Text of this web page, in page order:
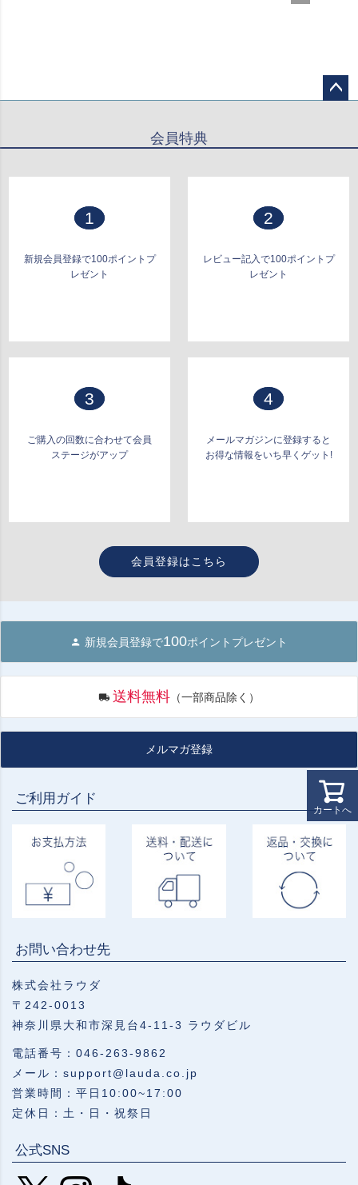
カートへ
会員特典
1
新規会員登録で100ポイントプ
レゼント
2
レビュー記入で100ポイントプ
レゼント
3
ご購入の回数に合わせて会員
ステージがアップ
4
メールマガジンに登録すると
お得な情報をいち早くゲット!
会員登録はこちら
新規会員登録で100ポイントプレゼント
送料無料 （一部商品除く）
メルマガ登録
ご利用ガイド
お問い合わせ先
株式会社ラウダ
〒242-0013
神奈川県大和市深見台4-11-3 ラウダビル
電話番号：046-263-9862
メール：support@lauda.co.jp
営業時間：平日10:00~17:00
定休日：土・日・祝祭日
公式SNS